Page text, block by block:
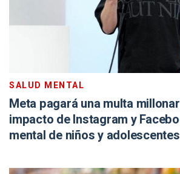
SALUD MENTAL
Meta pagará una multa
impacto de Instagram y
mental de niños y adolescentes